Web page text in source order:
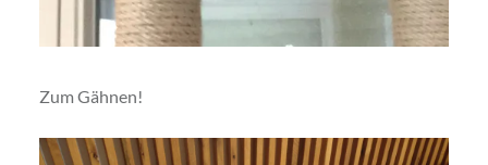
Zum Gähnen!